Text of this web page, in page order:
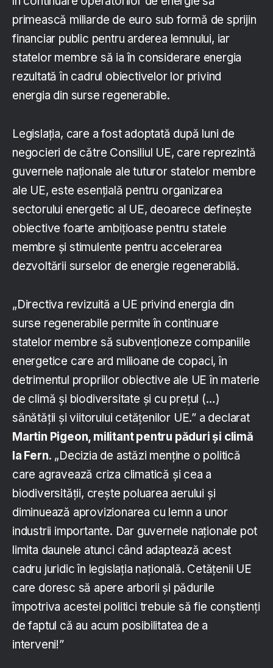
primească miliarde de euro sub formă de sprijin
financiar public pentru arderea lemnului, iar
statelor membre să ia în considerare energia
rezultată în cadrul obiectivelor lor privind
energia din surse regenerabile.
Legislația, care a fost adoptată după luni de
negocieri de către Consiliul UE, care reprezintă
guvernele naționale ale tuturor statelor membre
ale UE, este esențială pentru organizarea
sectorului energetic al UE, deoarece definește
obiective foarte ambițioase pentru statele
membre și stimulente pentru accelerarea
dezvoltării surselor de energie regenerabilă.
„Directiva revizuită a UE privind energia din
surse regenerabile permite în continuare
statelor membre să subvenționeze companiile
energetice care ard milioane de copaci, în
detrimentul propriilor obiective ale UE în materie
de climă și biodiversitate și cu prețul (…)
sănătății și viitorului cetățenilor UE.” a declarat
Martin Pigeon, militant pentru păduri și climă
la Fern. „Decizia de astăzi menține o politică
care agravează criza climatică și cea a
biodiversității, crește poluarea aerului și
diminuează aprovizionarea cu lemn a unor
industrii importante. Dar guvernele naționale pot
limita daunele atunci când adaptează acest
cadru juridic în legislația națională. Cetățenii UE
care doresc să apere arborii și pădurile
împotriva acestei politici trebuie să fie conștienți
de faptul că au acum posibilitatea de a
interveni!”